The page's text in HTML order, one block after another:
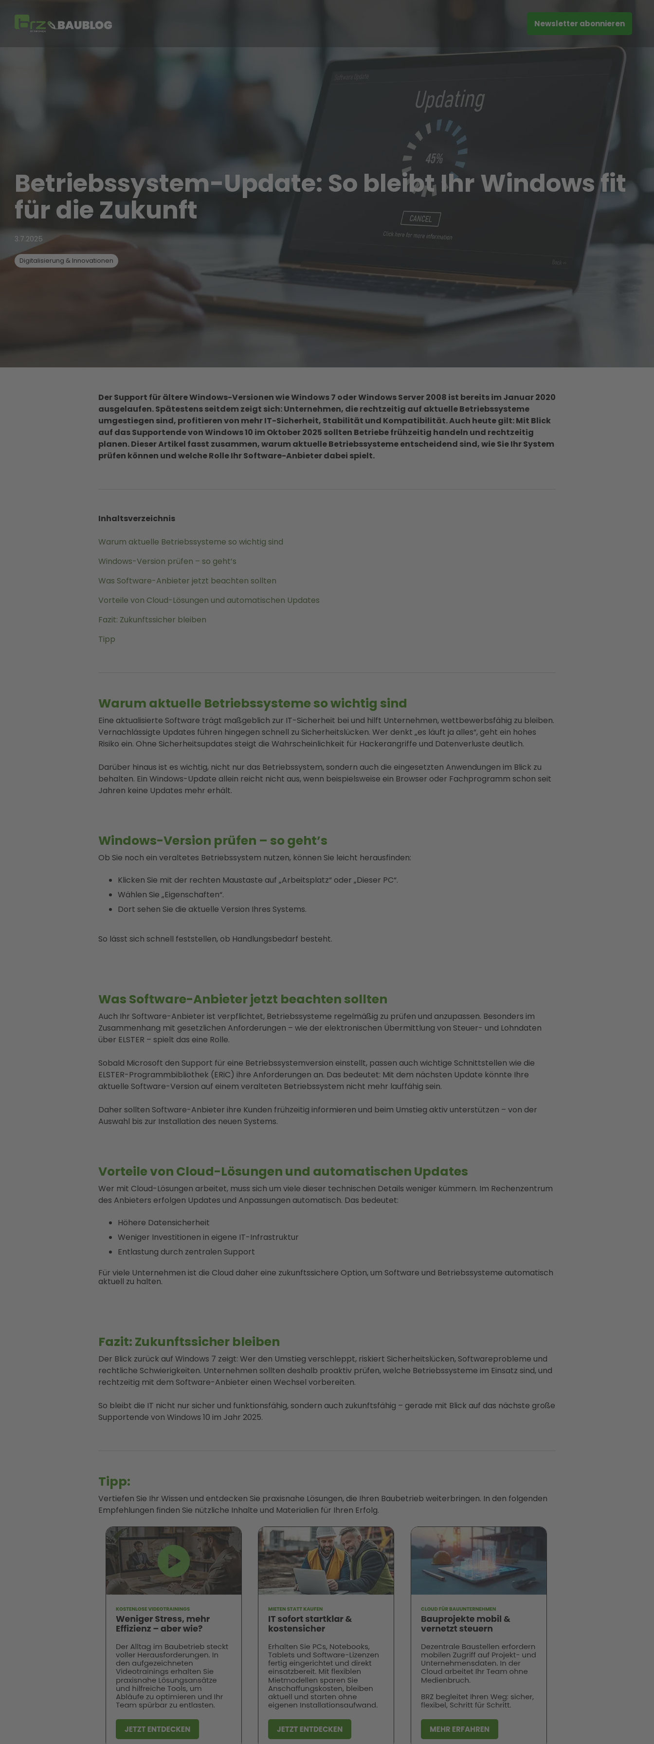
main
Newsletter abonnieren
Betriebssystem-Update: So bleibt Ihr Windows fit
für die Zukunft
3.7.2025
Digitalisierung & Innovationen
Der Support für ältere Windows-Versionen wie Windows 7 oder Windows Server 2008 ist bereits im Januar 2020
ausgelaufen. Spätestens seitdem zeigt sich: Unternehmen, die rechtzeitig auf aktuelle Betriebssysteme
umgestiegen sind, profitieren von mehr IT-Sicherheit, Stabilität und Kompatibilität. Auch heute gilt: Mit Blick
auf das Supportende von Windows 10 im Oktober 2025 sollten Betriebe frühzeitig handeln und rechtzeitig
planen. Dieser Artikel fasst zusammen, warum aktuelle Betriebssysteme entscheidend sind, wie Sie Ihr System
prüfen können und welche Rolle Ihr Software-Anbieter dabei spielt.
Inhaltsverzeichnis
Warum aktuelle Betriebssysteme so wichtig sind
Windows-Version prüfen – so geht’s
Was Software-Anbieter jetzt beachten sollten
Vorteile von Cloud-Lösungen und automatischen Updates
Fazit: Zukunftssicher bleiben
Tipp
Warum aktuelle Betriebssysteme so wichtig sind
Eine aktualisierte Software trägt maßgeblich zur IT-Sicherheit bei und hilft Unternehmen, wettbewerbsfähig zu bleiben.
Vernachlässigte Updates führen hingegen schnell zu Sicherheitslücken. Wer denkt „es läuft ja alles“, geht ein hohes
Risiko ein. Ohne Sicherheitsupdates steigt die Wahrscheinlichkeit für Hackerangriffe und Datenverluste deutlich.
Darüber hinaus ist es wichtig, nicht nur das Betriebssystem, sondern auch die eingesetzten Anwendungen im Blick zu
behalten. Ein Windows-Update allein reicht nicht aus, wenn beispielsweise ein Browser oder Fachprogramm schon seit
Jahren keine Updates mehr erhält.
Windows-Version prüfen – so geht’s
Ob Sie noch ein veraltetes Betriebssystem nutzen, können Sie leicht herausfinden:
Klicken Sie mit der rechten Maustaste auf „Arbeitsplatz“ oder „Dieser PC“.
Wählen Sie „Eigenschaften“.
Dort sehen Sie die aktuelle Version Ihres Systems.
So lässt sich schnell feststellen, ob Handlungsbedarf besteht.
Was Software-Anbieter jetzt beachten sollten
Auch Ihr Software-Anbieter ist verpflichtet, Betriebssysteme regelmäßig zu prüfen und anzupassen. Besonders im
Zusammenhang mit gesetzlichen Anforderungen – wie der elektronischen Übermittlung von Steuer- und Lohndaten
über ELSTER – spielt das eine Rolle.
Sobald Microsoft den Support für eine Betriebssystemversion einstellt, passen auch wichtige Schnittstellen wie die
ELSTER-Programmbibliothek (ERiC) ihre Anforderungen an. Das bedeutet: Mit dem nächsten Update könnte Ihre
aktuelle Software-Version auf einem veralteten Betriebssystem nicht mehr lauffähig sein.
Daher sollten Software-Anbieter ihre Kunden frühzeitig informieren und beim Umstieg aktiv unterstützen – von der
Auswahl bis zur Installation des neuen Systems.
Vorteile von Cloud-Lösungen und automatischen Updates
Wer mit Cloud-Lösungen arbeitet, muss sich um viele dieser technischen Details weniger kümmern. Im Rechenzentrum
des Anbieters erfolgen Updates und Anpassungen automatisch. Das bedeutet:
Höhere Datensicherheit
Weniger Investitionen in eigene IT-Infrastruktur
Entlastung durch zentralen Support
Für viele Unternehmen ist die Cloud daher eine zukunftssichere Option, um Software und Betriebssysteme automatisch
aktuell zu halten.
Fazit: Zukunftssicher bleiben
Der Blick zurück auf Windows 7 zeigt: Wer den Umstieg verschleppt, riskiert Sicherheitslücken, Softwareprobleme und
rechtliche Schwierigkeiten. Unternehmen sollten deshalb proaktiv prüfen, welche Betriebssysteme im Einsatz sind, und
rechtzeitig mit dem Software-Anbieter einen Wechsel vorbereiten.
So bleibt die IT nicht nur sicher und funktionsfähig, sondern auch zukunftsfähig – gerade mit Blick auf das nächste große
Supportende von Windows 10 im Jahr 2025.
Tipp:
Vertiefen Sie Ihr Wissen und entdecken Sie praxisnahe Lösungen, die Ihren Baubetrieb weiterbringen. In den folgenden
Empfehlungen finden Sie nützliche Inhalte und Materialien für Ihren Erfolg.